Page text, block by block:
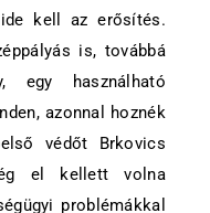
kell az erősítés.
is, továbbá
használható
azonnal hoznék
védőt Brkovics
el kellett volna
problémákkal